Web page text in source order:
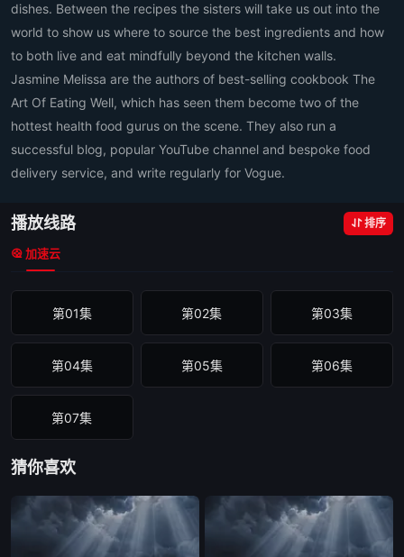
dishes. Between the recipes the sisters will take us out into the
world to show us where to source the best ingredients and how
to both live and eat mindfully beyond the kitchen walls.
Jasmine Melissa are the authors of best-selling cookbook The
Art Of Eating Well, which has seen them become two of the
hottest health food gurus on the scene. They also run a
successful blog, popular YouTube channel and bespoke food
delivery service, and write regularly for Vogue.
播放线路 排序
加速云
第01集 第02集 第03集
第04集 第05集 第06集
第07集
猜你喜欢